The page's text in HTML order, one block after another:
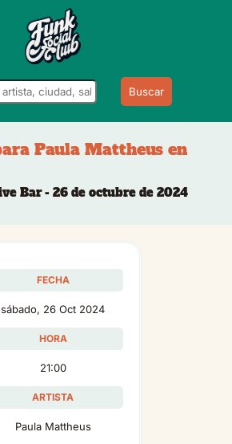
Buscar
Paula Mattheus en
Bar - 26 de octubre de 2024
FECHA
sábado, 26 Oct 2024
HORA
21:00
ARTISTA
Paula Mattheus